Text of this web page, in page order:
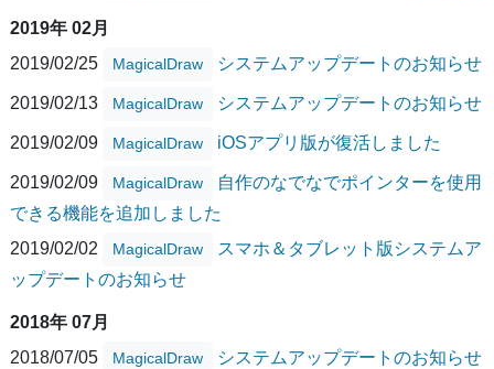
2019年 02月
2019/02/25
MagicalDraw システムアップデートのお知らせ
2019/02/13 MagicalDraw システムアップデートのお知らせ
2019/02/09 MagicalDraw iOSアプリ版が復活しました
2019/02/09 MagicalDraw
自作のなでなでポインターを使用
できる機能を追加しました
2019/02/02
MagicalDraw
スマホ＆タブレット版システムア
ップデートのお知らせ
2018年 07月
2018/07/05
MagicalDraw システムアップデートのお知らせ